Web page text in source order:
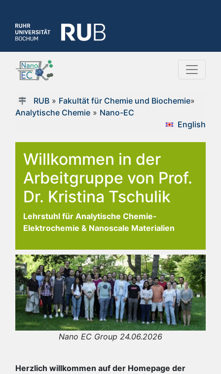
RUB» Fakultät für Chemie und Biochemie»
Analytische Chemie » Nano-EC
English
Willkommen in der
Arbeitgruppe von Prof.
Dr. Kristina Tschulik
Lehrstuhl für Analytische Chemie-
Elektrochemie & Nanoscale Materialien
Nano EC Group 24.06.2026
Herzlich willkommen auf der Homepage der